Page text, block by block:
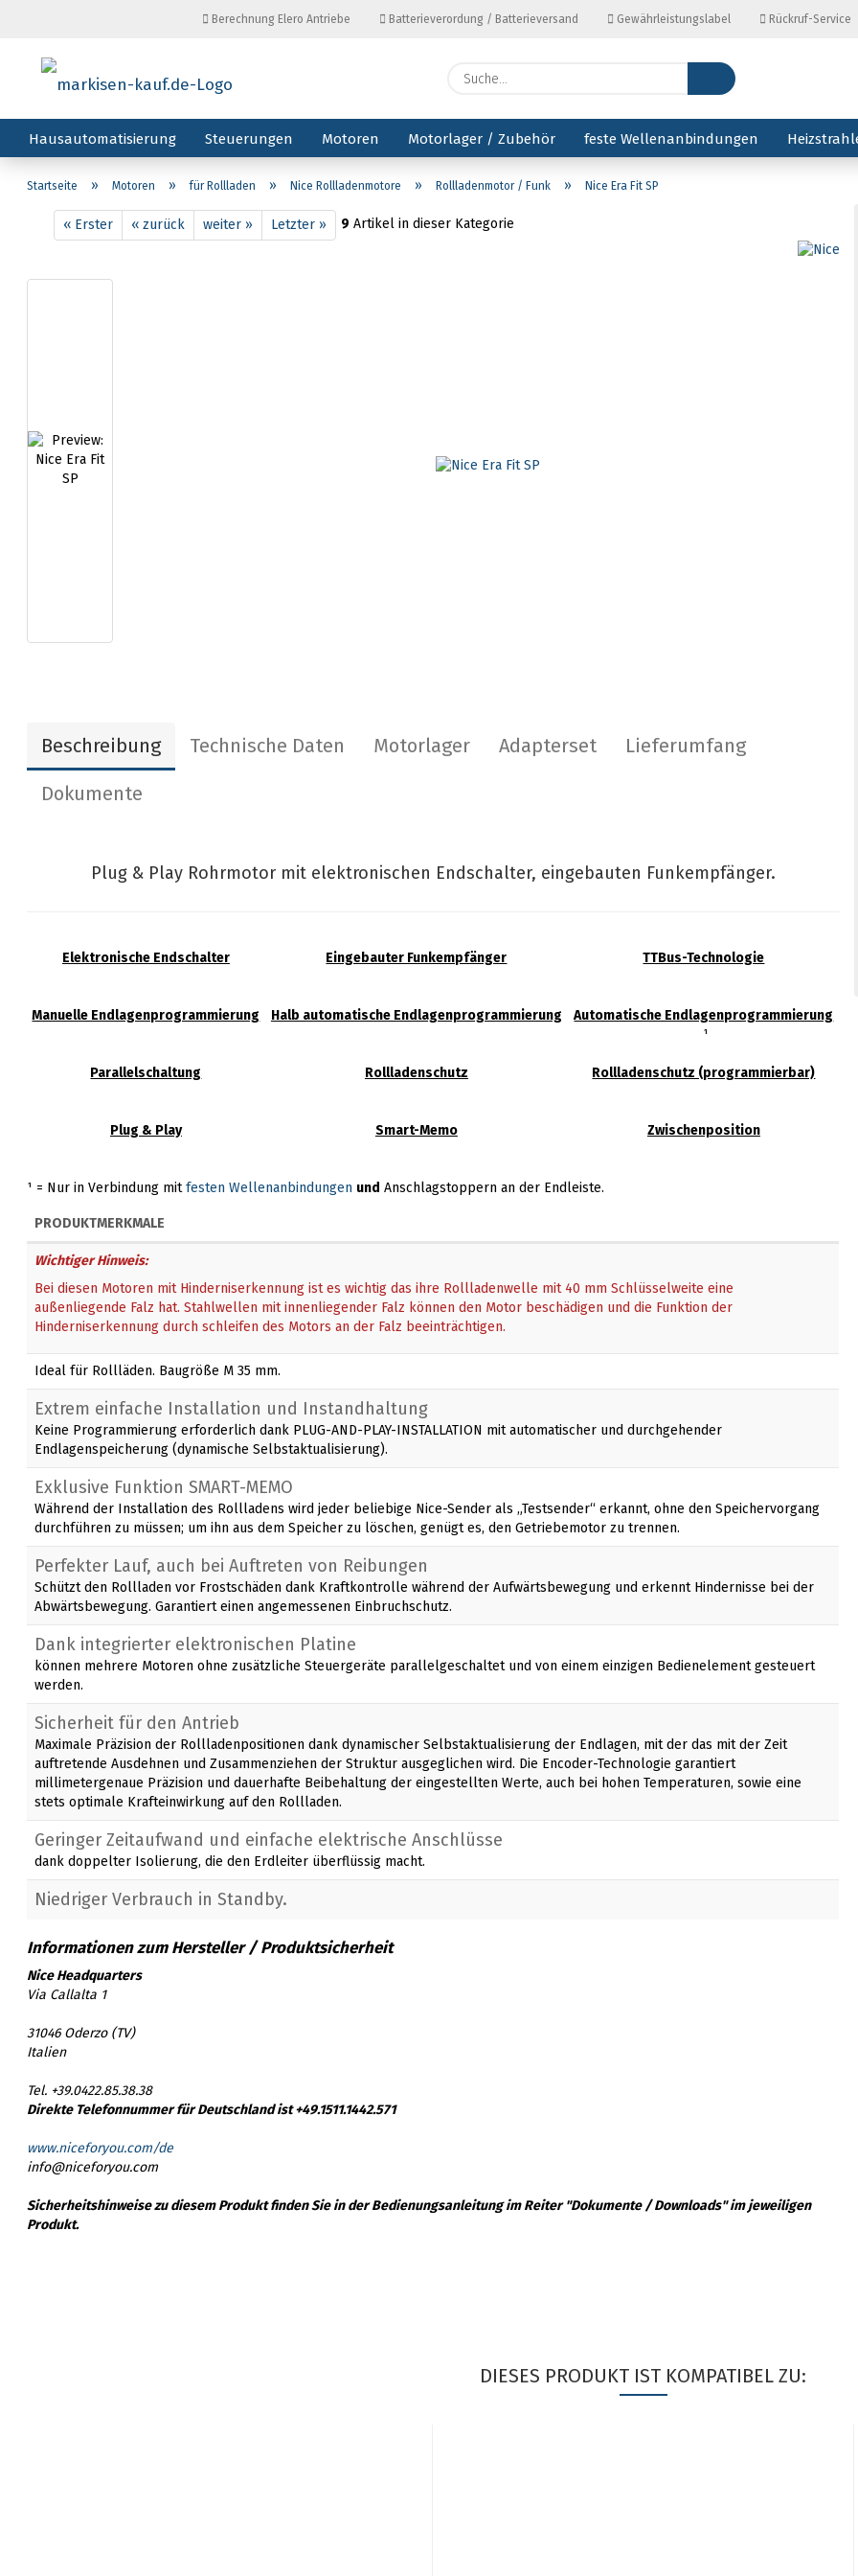
Berechnung Elero Antriebe Batterieverordung / Batterieversand Gewährleistungslabel Rückruf-Service
Suche...
Hausautomatisierung Steuerungen Motoren Motorlager / Zubehör feste Wellenanbindungen
Startseite » Motoren » für Rollladen » Nice Rollladenmotore » Rollladenmotor / Funk » Nice Era Fit SP
« Erster « zurück weiter » Letzter » 9 Artikel in dieser Kategorie
Beschreibung Technische Daten Motorlager Adapterset Lieferumfang
Dokumente
Plug & Play Rohrmotor mit elektronischen Endschalter, eingebauten Funkempfänger.
Elektronische Endschalter Eingebauter Funkempfänger TTBus-Technologie
Manuelle Endlagenprogrammierung Halb automatische Endlagenprogrammierung
Automatische Endlagenprogrammierung
¹
Parallelschaltung Rollladenschutz Rollladenschutz (programmierbar)
Plug & Play Smart-Memo Zwischenposition
¹ = Nur in Verbindung mitfesten Wellenanbindungen und Anschlagstoppern an der Endleiste.
PRODUKTMERKMALE
Wichtiger Hinweis:
Bei diesen Motoren mit Hinderniserkennung ist es wichtig das ihre Rollladenwelle mit 40 mm Schlüsselweite eine
außenliegende Falz hat. Stahlwellen mit innenliegender Falz können den Motor beschädigen und die Funktion der
Hinderniserkennung durch schleifen des Motors an der Falz beeinträchtigen.
Ideal für Rollläden. Baugröße M 35 mm.
Extrem einfache Installation und Instandhaltung
Keine Programmierung erforderlich dank PLUG-AND-PLAY-INSTALLATION mit automatischer und durchgehender
Endlagenspeicherung (dynamische Selbstaktualisierung).
Exklusive Funktion SMART-MEMO
Während der Installation des Rollladens wird jeder beliebige Nice-Sender als „Testsender“ erkannt, ohne den Speichervorgang
durchführen zu müssen; um ihn aus dem Speicher zu löschen, genügt es, den Getriebemotor zu trennen.
Perfekter Lauf, auch bei Auftreten von Reibungen
Schützt den Rollladen vor Frostschäden dank Kraftkontrolle während der Aufwärtsbewegung und erkennt Hindernisse bei der
Abwärtsbewegung. Garantiert einen angemessenen Einbruchschutz.
Dank integrierter elektronischen Platine
können mehrere Motoren ohne zusätzliche Steuergeräte parallelgeschaltet und von einem einzigen Bedienelement gesteuert
werden.
Sicherheit für den Antrieb
Maximale Präzision der Rollladenpositionen dank dynamischer Selbstaktualisierung der Endlagen, mit der das mit der Zeit
auftretende Ausdehnen und Zusammenziehen der Struktur ausgeglichen wird. Die Encoder-Technologie garantiert
millimetergenaue Präzision und dauerhafte Beibehaltung der eingestellten Werte, auch bei hohen Temperaturen, sowie eine
stets optimale Krafteinwirkung auf den Rollladen.
Geringer Zeitaufwand und einfache elektrische Anschlüsse
dank doppelter Isolierung, die den Erdleiter überflüssig macht.
Niedriger Verbrauch in Standby.
Nice Headquarters
Via Callalta 1
31046 Oderzo (TV)
Italien
Tel. +39.0422.85.38.38
Direkte Telefonnummer für Deutschland ist +49.1511.1442.571
www.niceforyou.com/de
info@niceforyou.com
Sicherheitshinweise zu diesem Produkt finden Sie in der Bedienungsanleitung im Reiter "Dokumente / Downloads" im jeweiligen
Produkt.
DIESES PRODUKT IST KOMPATIBEL ZU: